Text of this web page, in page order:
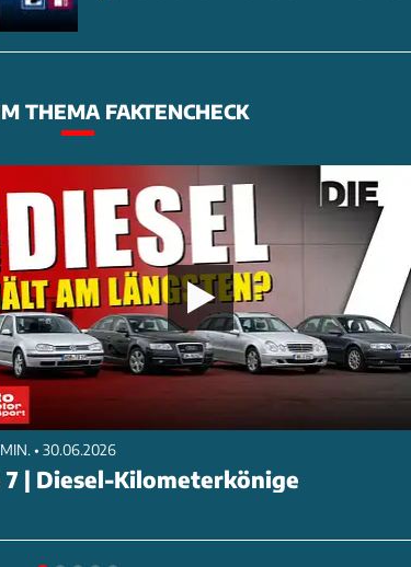
THEMA FAKTENCHECK
• 30.06.2026
7 | Diesel-Kilometerkönige